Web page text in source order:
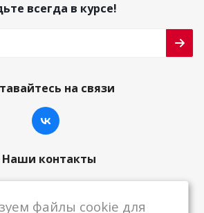
всегда в курсе!
на связи
Наши контакты
файлы cookie для